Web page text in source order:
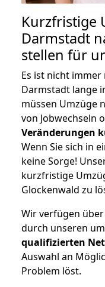
Kurzfristige
Darmstadt
stellen für
Es ist nicht
Darmstadt lange
müssen Umzüge
von Jobwechseln
Veränderungen
Wenn Sie sich in
keine Sorge!
kurzfristige
Glockenwald zu
Wir verfügen
durch unseren
qualifizierten
Auswahl an
Problem löst.